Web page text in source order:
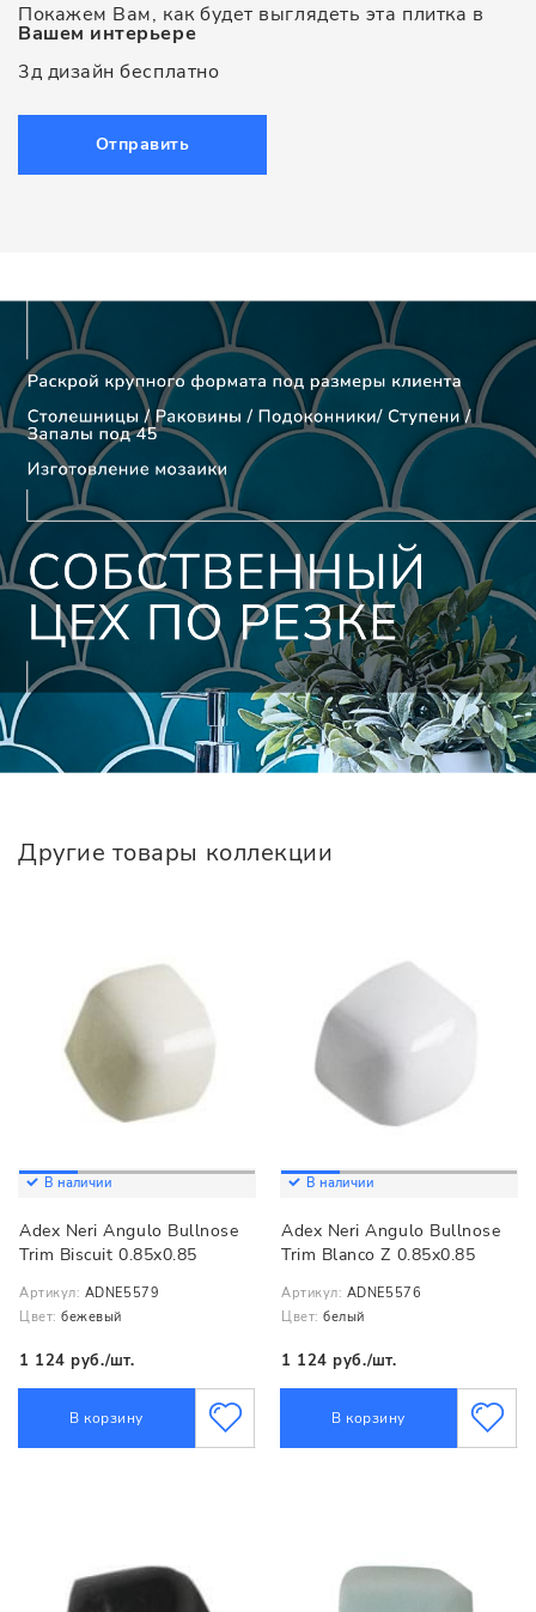
Покажем Вам, как будет выглядеть эта плитка в
Вашем интерьере
3д дизайн бесплатно
Отправить
Другие товары коллекции
В наличии
Adex Neri Angulo Bullnose
Trim Biscuit 0.85x0.85
Артикул: ADNE5579
Цвет: бежевый
1 124 руб./шт.
В корзину
В наличии
Adex Neri Angulo Bullnose
Trim Blanco Z 0.85x0.85
Артикул: ADNE5576
Цвет: белый
1 124 руб./шт.
В корзину